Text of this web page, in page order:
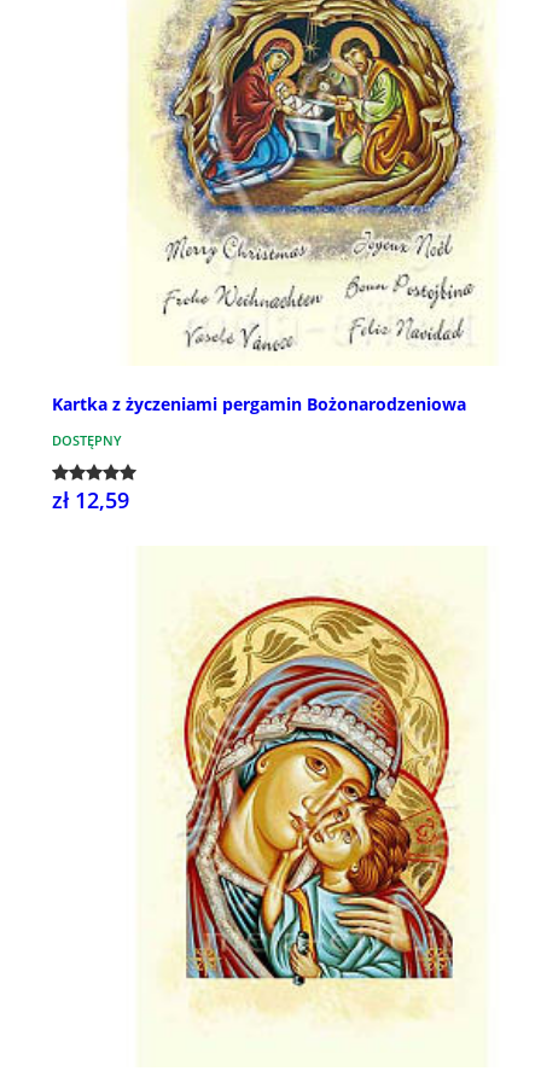
Kartka z życzeniami pergamin Bożonarodzeniowa
DOSTĘPNY
zł 12,59